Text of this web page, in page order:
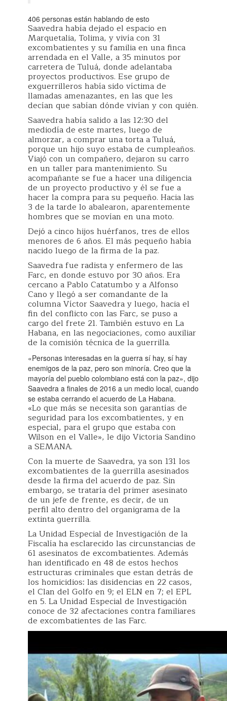
406 personas están hablando de esto
Saavedra había dejado el espacio en
Marquetalia, Tolima, y vivía con 31
excombatientes y su familia en una finca
arrendada en el Valle, a 35 minutos por
carretera de Tuluá, donde adelantaba
proyectos productivos. Ese grupo de
exguerrilleros había sido víctima de
llamadas amenazantes, en las que les
decían que sabían dónde vivían y con quién.
Saavedra había salido a las 12:30 del
mediodía de este martes, luego de
almorzar, a comprar una torta a Tuluá,
porque un hijo suyo estaba de cumpleaños.
Viajó con un compañero, dejaron su carro
en un taller para mantenimiento. Su
acompañante se fue a hacer una diligencia
de un proyecto productivo y él se fue a
hacer la compra para su pequeño. Hacia las
3 de la tarde lo abalearon, aparentemente
hombres que se movían en una moto.
Dejó a cinco hijos huérfanos, tres de ellos
menores de 6 años. El más pequeño había
nacido luego de la firma de la paz.
Saavedra fue radista y enfermero de las
Farc, en donde estuvo por 30 años. Era
cercano a Pablo Catatumbo y a Alfonso
Cano y llegó a ser comandante de la
columna Víctor Saavedra y luego, hacia el
fin del conflicto con las Farc, se puso a
cargo del frete 21. También estuvo en La
Habana, en las negociaciones, como auxiliar
de la comisión técnica de la guerrilla.
«Personas interesadas en la guerra sí hay, sí hay
enemigos de la paz, pero son minoría. Creo que la
mayoría del pueblo colombiano está con la paz», dijo
Saavedra a finales de 2016 a un medio local, cuando
se estaba cerrando el acuerdo de La Habana.
«Lo que más se necesita son garantías de
seguridad para los excombatientes, y en
especial, para el grupo que estaba con
Wilson en el Valle», le dijo Victoria Sandino
a SEMANA.
Con la muerte de Saavedra, ya son 131 los
excombatientes de la guerrilla asesinados
desde la firma del acuerdo de paz. Sin
embargo, se trataría del primer asesinato
de un jefe de frente, es decir, de un
perfil alto dentro del organigrama de la
extinta guerrilla.
La Unidad Especial de Investigación de la
Fiscalía ha esclarecido las circunstancias de
61 asesinatos de excombatientes. Además
han identificado en 48 de estos hechos
estructuras criminales que estan detrás de
los homicidios: las disidencias en 22 casos,
el Clan del Golfo en 9; el ELN en 7; el EPL
en 5. La Unidad Especial de Investigación
conoce de 32 afectaciones contra familiares
de excombatientes de las Farc.